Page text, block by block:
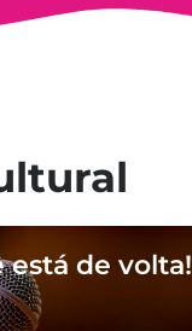
está de volta!